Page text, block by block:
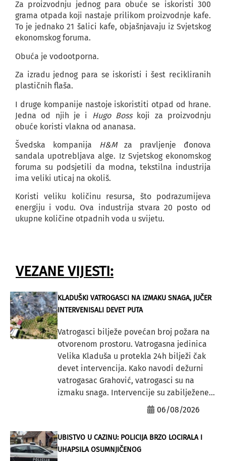
Za proizvodnju jednog para obuće se iskoristi 300
grama otpada koji nastaje prilikom proizvodnje kafe.
To je jednako 21 šalici kafe, objašnjavaju iz Svjetskog
ekonomskog foruma.
Obuća je vodootporna.
Za izradu jednog para se iskoristi i šest recikliranih
plastičnih flaša.
I druge kompanije nastoje iskoristiti otpad od hrane.
Jedna od njih je i
Hugo Bosskoji za proizvodnju
obuće koristi vlakna od ananasa.
Švedska kompanija H&Mza pravljenje đonova
sandala upotrebljava alge. Iz Svjetskog ekonomskog
foruma su podsjetili da modna, tekstilna industrija
ima veliki uticaj na okoliš.
Koristi veliku količinu resursa, što podrazumijeva
energiju i vodu. Ova industrija stvara 20 posto od
ukupne količine otpadnih voda u svijetu.
VEZANE VIJESTI:
KLADUŠKI VATROGASCI NA IZMAKU SNAGA, JUČER
INTERVENISALI DEVET PUTA
Vatrogasci bilježe povećan broj požara na
otvorenom prostoru. Vatrogasna jedinica
Velika Kladuša u protekla 24h bilježi čak
devet intervencija. Kako navodi dežurni
vatrogasac Grahović, vatrogasci su na
izmaku snaga. Intervencije su zabilježene...
06/08/2026
UBISTVO U CAZINU: POLICIJA BRZO LOCIRALA I
UHAPSILA OSUMNJIČENOG